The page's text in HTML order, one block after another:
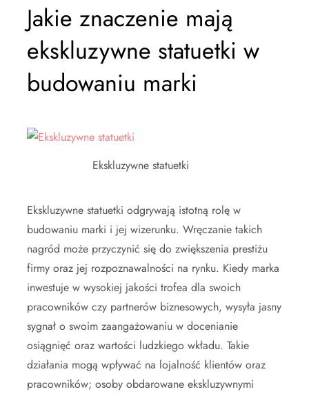
Jakie znaczenie mają
ekskluzywne statuetki w
budowaniu marki
Ekskluzywne statuetki
Ekskluzywne statuetki odgrywają istotną rolę w
budowaniu marki i jej wizerunku. Wręczanie takich
nagród może przyczynić się do zwiększenia prestiżu
firmy oraz jej rozpoznawalności na rynku. Kiedy marka
inwestuje w wysokiej jakości trofea dla swoich
pracowników czy partnerów biznesowych, wysyła jasny
sygnał o swoim zaangażowaniu w docenianie
osiągnięć oraz wartości ludzkiego wkładu. Takie
działania mogą wpływać na lojalność klientów oraz
pracowników; osoby obdarowane ekskluzywnymi